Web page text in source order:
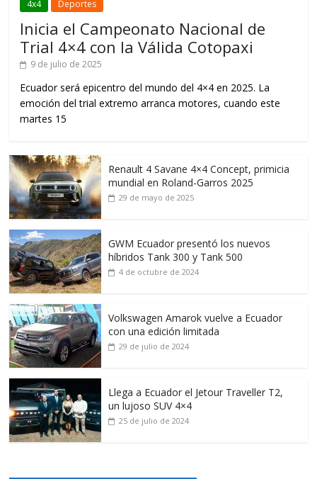
4x4 Deportes
Inicia el Campeonato Nacional de
Trial 4×4 con la Válida Cotopaxi
9 de julio de 2025
Ecuador será epicentro del mundo del 4×4 en 2025. La
emoción del trial extremo arranca motores, cuando este
martes 15
Renault 4 Savane 4×4 Concept, primicia
mundial en Roland-Garros 2025
29 de mayo de 2025
GWM Ecuador presentó los nuevos
híbridos Tank 300 y Tank 500
4 de octubre de 2024
Volkswagen Amarok vuelve a Ecuador
con una edición limitada
29 de julio de 2024
Llega a Ecuador el Jetour Traveller T2,
un lujoso SUV 4×4
25 de julio de 2024